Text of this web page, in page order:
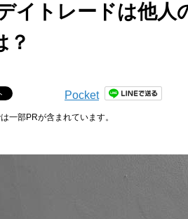
イトレードは他人
？
Pocket
一部PRが含まれています。